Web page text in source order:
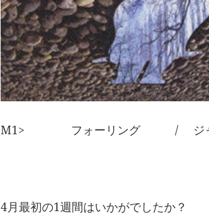
M1> フォーリング / ジャ
4月最初の1週間はいかがでしたか？